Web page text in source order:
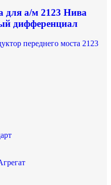
для а/м 2123 Нива
дифференциал
переднего моста 2123